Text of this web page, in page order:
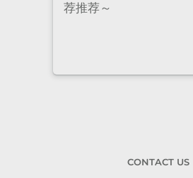
荐推荐～
CONTACT US